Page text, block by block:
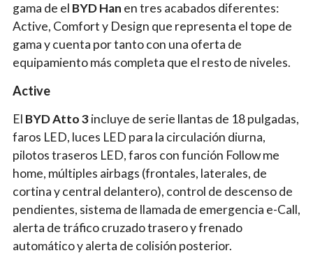
gama de el BYD Han en tres acabados diferentes:
Active, Comfort y Design que representa el tope de
gama y cuenta por tanto con una oferta de
equipamiento más completa que el resto de niveles.
Active
El BYD Atto 3incluye de serie llantas de 18 pulgadas,
faros LED, luces LED para la circulación diurna,
pilotos traseros LED, faros con función Follow me
home, múltiples airbags (frontales, laterales, de
cortina y central delantero), control de descenso de
pendientes, sistema de llamada de emergencia e-Call,
alerta de tráfico cruzado trasero y frenado
automático y alerta de colisión posterior.